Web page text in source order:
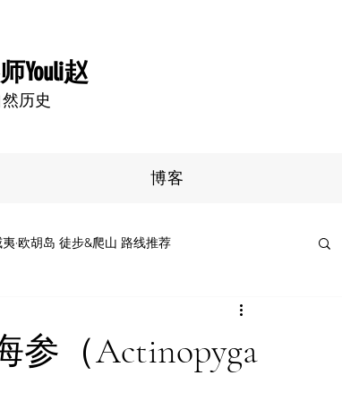
Youli赵
历史
博客
夷·欧胡岛 徒步&爬山 路线推荐
参（Actinopyga